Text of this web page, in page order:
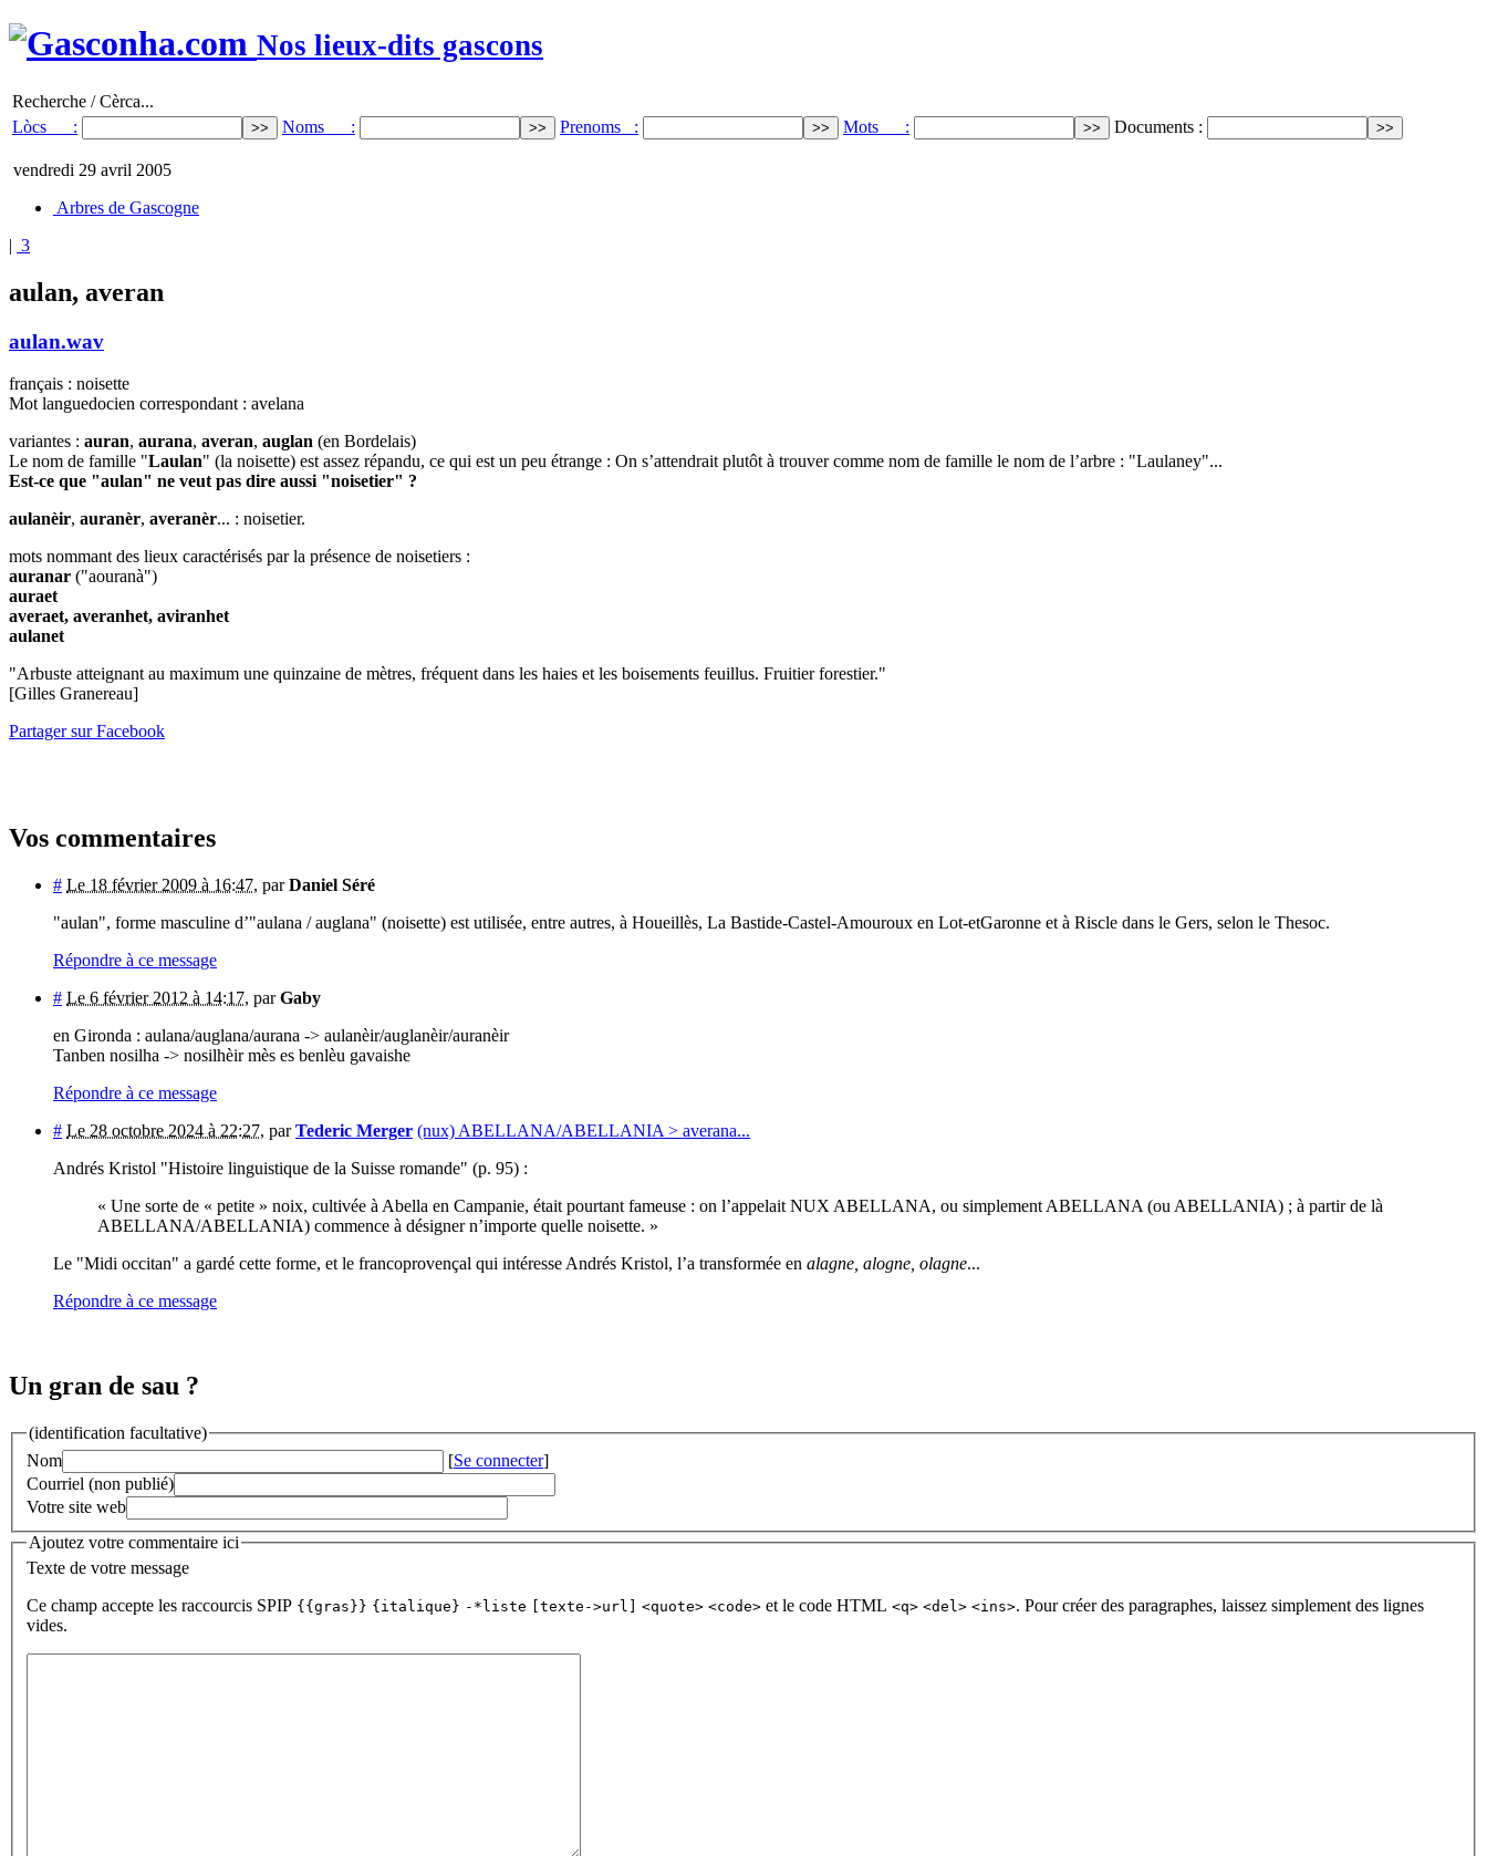
Nos lieux-dits gascons
Recherche / Cèrca...
Lòcs :
Noms : Prenoms : Mots : Documents :
vendredi 29 avril 2005
Arbres de Gascogne
| 3
aulan, averan
aulan.wav
français : noisette
Mot languedocien correspondant : avelana
variantes : auran, aurana, averan, auglan (en Bordelais)
Le nom de famille "Laulan" (la noisette) est assez répandu, ce qui est un peu étrange : On s’attendrait plutôt à trouver comme nom de famille le nom de l’arbre : "Laulaney"...
Est-ce que "aulan" ne veut pas dire aussi "noisetier" ?
aulanèir, auranèr, averanèr... : noisetier.
mots nommant des lieux caractérisés par la présence de noisetiers :
auranar ("aouranà")
auraet
averaet, averanhet, aviranhet
aulanet
"Arbuste atteignant au maximum une quinzaine de mètres, fréquent dans les haies et les boisements feuillus. Fruitier forestier."
[Gilles Granereau]
Partager sur Facebook
Vos commentaires
# Le 18 février 2009 à 16:47, parDaniel Séré
"aulan", forme masculine d’"aulana / auglana" (noisette) est utilisée, entre autres, à Houeillès, La Bastide-Castel-Amouroux en Lot-etGaronne et à Riscle dans le Gers, selon le Thesoc.
Répondre à ce message
# Le 6 février 2012 à 14:17, parGaby
en Gironda : aulana/auglana/aurana -> aulanèir/auglanèir/auranèir
Tanben nosilha -> nosilhèir mès es benlèu gavaishe
Répondre à ce message
# Le 28 octobre 2024 à 22:27, parTederic Merger (nux) ABELLANA/ABELLANIA > averana...
Andrés Kristol "Histoire linguistique de la Suisse romande" (p. 95) :
« Une sorte de « petite » noix, cultivée à Abella en Campanie, était pourtant fameuse : on l’appelait NUX ABELLANA, ou simplement ABELLANA (ou ABELLANIA) ; à partir de là
ABELLANA/ABELLANIA) commence à désigner n’importe quelle noisette. »
Le "Midi occitan" a gardé cette forme, et le francoprovençal qui intéresse Andrés Kristol, l’a transformée en alagne, alogne, olagne...
Répondre à ce message
Un gran de sau ?
(identification facultative)
Nom
[Se connecter]
Courriel (non publié)
Votre site web
Ajoutez votre commentaire ici
Texte de votre message
Ce champ accepte les raccourcis SPIP {{gras}} {italique} -*liste [texte->url] <quote> <code> et le code HTML <q> <del> <ins>. Pour créer des paragraphes, laissez simplement des lignes
vides.